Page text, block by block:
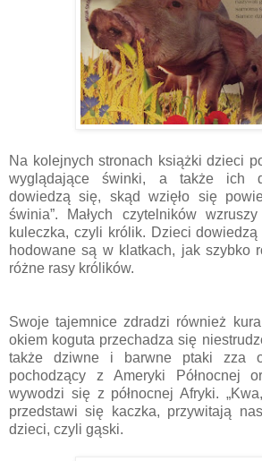
Na kolejnych stronach książki dzieci
wyglądające świnki, a także ich
dowiedzą się, skąd wzięło się
świnia”. Małych czytelników
kuleczka, czyli królik. Dzieci
hodowane są w klatkach, jak szybko
różne rasy królików.
Swoje tajemnice zdradzi również
okiem koguta przechadza się
także dziwne i barwne ptaki zza
pochodzący z Ameryki Północnej
wywodzi się z północnej Afryki.
przedstawi się kaczka, przywitają
dzieci, czyli gąski.